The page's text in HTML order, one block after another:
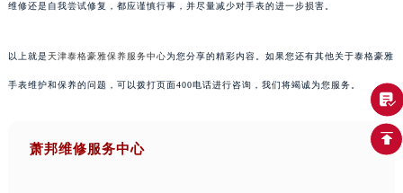
维修还是自我尝试修复，都应谨慎行事，并尽量减少对手表的进一步损害。
以上就是天津泰格豪雅保养服务中心为您分享的精彩内容。如果您还有其他关于泰格豪雅
手表维护和保养的问题，可以拨打页面400电话进行咨询，我们将竭诚为您服务。
萧邦维修服务中心